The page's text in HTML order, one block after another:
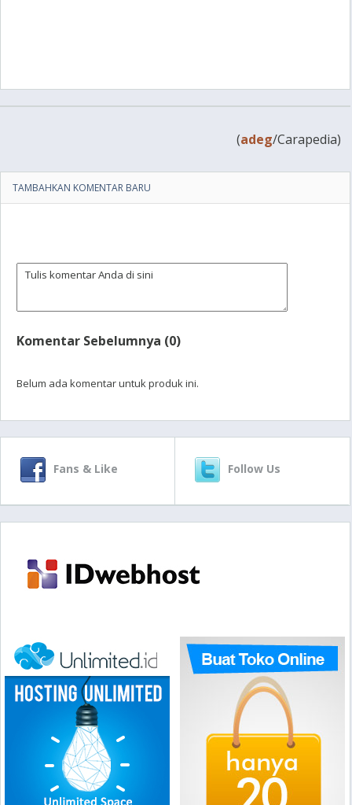
(adeg/Carapedia)
TAMBAHKAN KOMENTAR BARU
Komentar Sebelumnya (0)
Belum ada komentar untuk produk ini.
Fans & Like Follow Us